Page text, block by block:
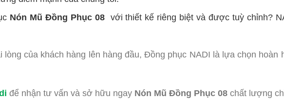
Nón Mũ Đồng Phục 08với thiết kế riêng biệt và được tuỳ chỉnh?
của khách hàng lên hàng đầu, Đồng phục NADI là lựa chọn hoàn
để nhận tư vấn và sở hữu ngay Nón Mũ Đồng Phục 08 chất lượng